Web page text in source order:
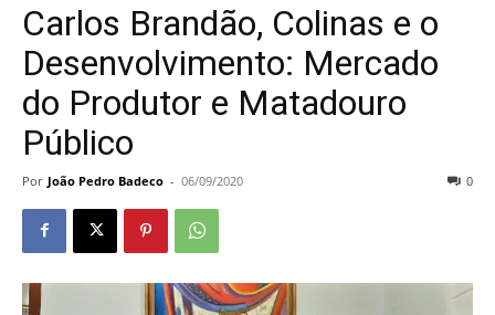
Carlos Brandão, Colinas e o
Desenvolvimento: Mercado
do Produtor e Matadouro
Público
Por João Pedro Badeco - 06/09/2020 0